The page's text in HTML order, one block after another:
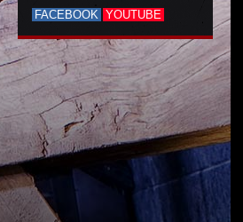
FACEBOOK YOUTUBE